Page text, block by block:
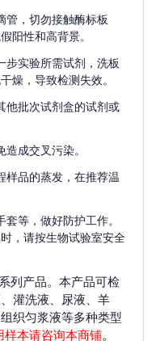
管，切勿接触酶标板
阳性和高背景。
步实验所需试剂，洗板
燥，导致检测失效。
他批次试剂盒的试剂或
成交叉污染。
样品的蒸发，在推荐温
等，做好防护工作。
，请按生物试验室安全
列产品。本产品可检
灌洗液、尿液、羊
织匀浆液等多种类型
样本请咨询本商铺。